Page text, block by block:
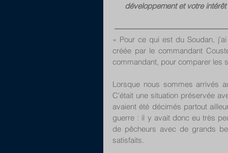
développement et votre
« Pour ce qui est du Soudan,
créée par le commandant
commandant, pour comparer
Lorsque nous sommes arrivés
C'était une situation préservée
avaient été décimés partout
guerre : il y avait donc eu très
de pêcheurs avec de grands
satisfaits.